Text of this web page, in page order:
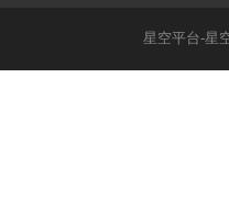
星空平台-星